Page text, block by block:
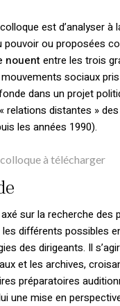
est d’analyser à
pouvoir ou proposées
nouent entre les trois
sociaux
dans un projet
« relations distantes »
les années 1990).
à télécharger
sur la recherche des
différents possibles
des dirigeants. Il
et les archives,
préparatoires
une mise en